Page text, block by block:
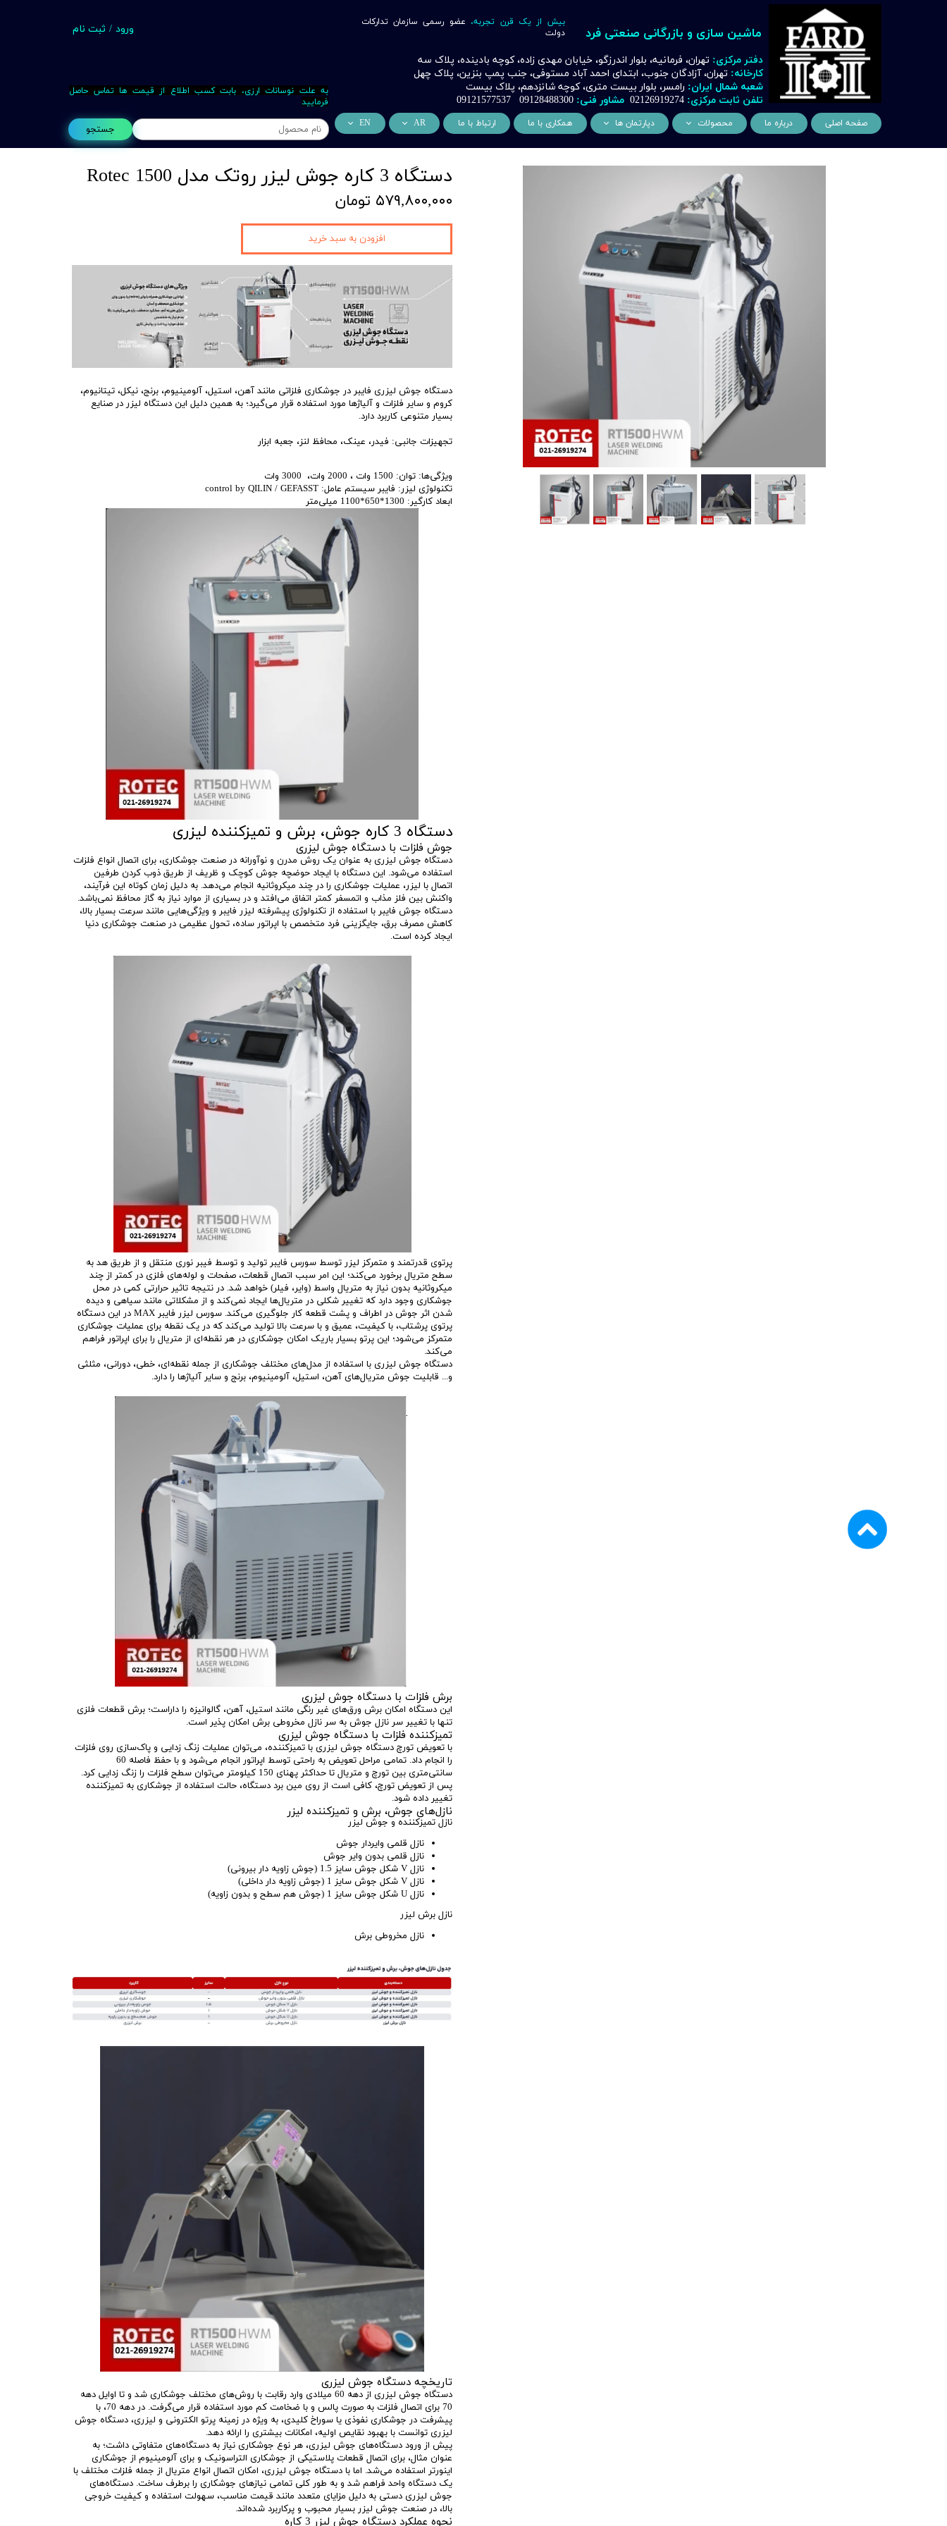
جستجو
دفتر مرکزی: تهران، فرمانیه، بلوار اندرزگو، خیابان مهدی زاده، کوچه بادینده، پلاک سه
کارخانه: تهران، آزادگان جنوب، ابتدای احمد آباد مستوفی، جنب پمپ بنزین، پلاک چهل
شعبه شمال ایران: رامسر، بلوار بیست متری، کوچه شانزدهم، پلاک بیست
تلفن ثابت مرکزی: 02126919274 مشاور فنی:
ماشین سازی و بازرگانی صنعتی فرد
بیش از یک قرن تجربه، عضو رسمی سازمان تدارکات
دولت
ورود / ثبت نام
خروج از حساب کاربری
صفحه اصلی درباره ما محصولات
ماشین آلات و تجهیزات تراشکاری
ماشین آلات و تجهیزات برشکاری
ماشین آلات و تجهیزات جوشکاری
ماشین آلات و تجهیزات پاشش
ماشین آلات و تجهیزات چوب
ماشین آلات و تجهیزات بتن
ماشین آلات و تجهیزات پرسکاری
ماشین آلات و تجهیزات کارگاهی
ماشین آلات و تجهیزات رباتیک
شیمی ساختمان
دپارتمان ها
اتوماسیون صنعتی IoT فرد
همکاری با ما ارتباط با ما AR
التعاون التجاري
EN
Business Cooperation
به علت نوسانات ارزی، بابت کسب اطلاع از قیمت ها تماس حاصل
فرمایید
دستگاه 3 کاره جوش لیزر روتک مدل 1500 Rotec
۵۷۹,۸۰۰,۰۰۰ تومان
دستگاه جوش لیزری فایبر در جوشکاری فلزاتی مانند آهن، استیل، آلومینیوم، برنج، نیکل، تیتانیوم،
کروم و سایر فلزات و آلیاژها مورد استفاده قرار می‌گیرد؛ به همین دلیل این دستگاه لیزر در صنایع
بسیار متنوعی کاربرد دارد.
تجهیزات جانبی: فیدر، عینک، محافظ لنز، جعبه ابزار
ویژگی‌ها: توان: 1500 وات ، 2000 وات، 3000 وات
تکنولوژی لیزر: فایبر سیستم عامل: control by QILIN / GEFASST
ابعاد کارگیر: 1300*650*1100 میلی‌متر
دستگاه 3 کاره جوش، برش و تمیزکننده لیزری
جوش فلزات با دستگاه جوش لیزری
دستگاه جوش لیزری به عنوان یک روش مدرن و نوآورانه در صنعت جوشکاری، برای اتصال انواع فلزات
استفاده می‌شود. این دستگاه با ایجاد حوضچه جوش کوچک و ظریف از طریق ذوب کردن طرفین
اتصال با لیزر، عملیات جوشکاری را در چند میکروثانیه انجام می‌دهد. به دلیل زمان کوتاه این فرآیند،
واکنش بین فلز مذاب و اتمسفر کمتر اتفاق می‌افتد و در بسیاری از موارد نیاز به گاز محافظ نمی‌باشد.
دستگاه جوش فایبر با استفاده از تکنولوژی پیشرفته لیزر فایبر و ویژگی‌هایی مانند سرعت بسیار بالا،
کاهش مصرف برق، جایگزینی فرد متخصص با اپراتور ساده، تحول عظیمی در صنعت جوشکاری دنیا
ایجاد کرده است.
پرتوی قدرتمند و متمرکز لیزر توسط سورس فایبر تولید و توسط فیبر نوری منتقل و از طریق هد به
سطح متریال برخورد می‌کند؛ این امر سبب اتصال قطعات، صفحات و لوله‌های فلزی در کمتر از چند
میکروثانیه بدون نیاز به متریال واسط (وایر، فیلر) خواهد شد. در نتیجه تاثیر حرارتی کمی در محل
جوشکاری وجود دارد که تغییر شکلی در متریال‌ها ایجاد نمی‌کند و از مشکلاتی مانند سیاهی و دیده
شدن اثر جوش در اطراف و پشت قطعه کار جلوگیری می‌کند. سورس لیزر فایبر MAX در این دستگاه
پرتوی پرشتاب، با کیفیت، عمیق و با سرعت بالا تولید می‌کند که در یک نقطه برای عملیات جوشکاری
متمرکز می‌شود؛ این پرتو بسیار باریک امکان جوشکاری در هر نقطه‌ای از متریال را برای اپراتور فراهم
می‌کند.
دستگاه جوش لیزری با استفاده از مدل‌های مختلف جوشکاری از جمله نقطه‌ای، خطی، دورانی، مثلثی
و... قابلیت جوش متریال‌های آهن، استیل، آلومینیوم، برنج و سایر آلیاژها را دارد.
برش فلزات با دستگاه جوش لیزری
این دستگاه امکان برش ورق‌های غیر رنگی مانند استیل، آهن، گالوانیزه را داراست؛ برش قطعات فلزی
تنها با تغییر سر نازل جوش به سر نازل مخروطی برش امکان پذیر است.
تمیزکننده فلزات با دستگاه جوش لیزری
با تعویض تورچ دستگاه جوش لیزری با تمیزکننده، می‌توان عملیات زنگ زدایی و پاک‌سازی روی فلزات
را انجام داد. تمامی مراحل تعویض به راحتی توسط اپراتور انجام می‌شود و با حفظ فاصله 60
سانتی‌متری بین تورچ و متریال تا حداکثر پهنای 150 کیلومتر می‌توان سطح فلزات را زنگ زدایی کرد.
پس از تعویض تورچ، کافی است از روی مین برد دستگاه، حالت استفاده از جوشکاری به تمیزکننده
تغییر داده شود.
نازل‌های جوش، برش و تمیزکننده لیزر
نازل تمیزکننده و جوش لیزر
نازل قلمی وایردار جوش
نازل قلمی بدون وایر جوش
نازل V شکل جوش سایز 1.5 (جوش زاویه دار بیرونی)
نازل V شکل جوش سایز 1 (جوش زاویه دار داخلی)
نازل U شکل جوش سایز 1 (جوش هم سطح و بدون زاویه)
نازل برش لیزر
نازل مخروطی برش
تاریخچه دستگاه جوش لیزری
دستگاه جوش لیزری از دهه 60 میلادی وارد رقابت با روش‌های مختلف جوشکاری شد و تا اوایل دهه
70 برای اتصال فلزات به ‌صورت پالس و با ضخامت کم مورد استفاده قرار می‌گرفت. در دهه 70، با
پیشرفت در جوشکاری نفوذی یا سوراخ کلیدی، به ویژه در زمینه پرتو الکترونی و لیزری، دستگاه جوش
لیزری توانست با بهبود نقایص اولیه، امکانات بیشتری را ارائه دهد.
پیش از ورود دستگاه‌های جوش لیزری، هر نوع جوشکاری نیاز به دستگاه‌های متفاوتی داشت؛ به
عنوان مثال، برای اتصال قطعات پلاستیکی از جوشکاری التراسونیک و برای آلومینیوم از جوشکاری
اینورتر استفاده می‌شد. اما با دستگاه جوش لیزری، امکان اتصال انواع متریال از جمله فلزات مختلف با
یک دستگاه واحد فراهم شد و به ‌طور کلی تمامی نیازهای جوشکاری را برطرف ساخت. دستگاه‌های
جوش لیزری دستی به دلیل مزایای متعدد مانند قیمت مناسب، سهولت استفاده و کیفیت خروجی
بالا، در صنعت جوش لیزر بسیار محبوب و پرکاربرد شده‌اند.
نحوه عملکرد دستگاه جوش لیزر 3 کاره
افزودن به سبد خرید